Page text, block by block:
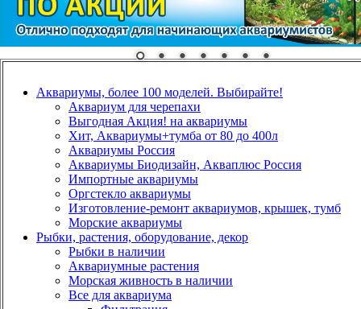
Аквариумы, более 100 моделей. Выбирайте!
Аквариум для черепахи
Выгодная Акция! на аквариумы
Хит, Аквариумы+тумба от 80 до 400л
Аквариумы Россия
Аквариумы Биодизайн, Акваплюс Россия
Импортные аквариумы
Оргстекло аквариумы
Изготовление-ремонт аквариумов, крышек, тумб
Морские аквариумы
Рыбки, растения, оборудование, декор
Рыбки в наличии
Аквариумные растения
Морская живность в наличии
Все для аквариума